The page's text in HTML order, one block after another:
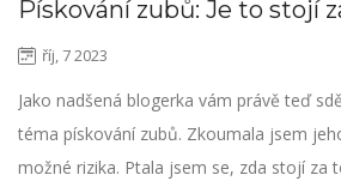
Pískování zubů: Je to stojí
říj, 7 2023
Jako nadšená blogerka vám právě teď
téma pískování zubů. Zkoumala jsem
možné rizika. Ptala jsem se, zda stojí za